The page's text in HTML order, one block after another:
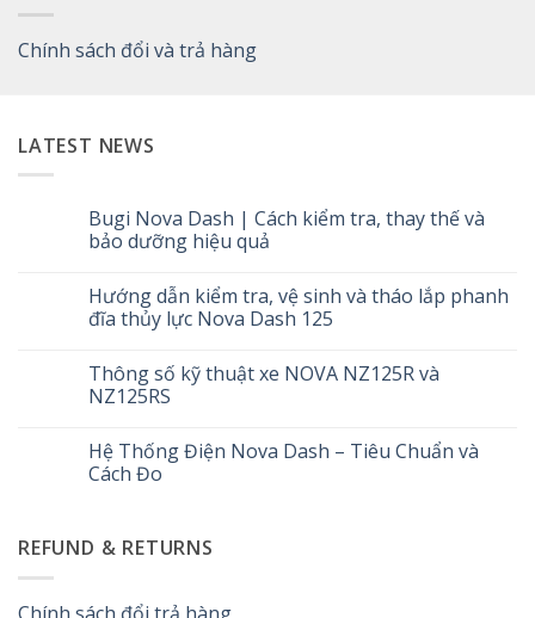
Chính sách đổi và trả hàng
LATEST NEWS
Bugi Nova Dash | Cách kiểm tra, thay thế và
bảo dưỡng hiệu quả
bình
luận
ở
Dash
|
Cách
thay
thế
và
quả
Hướng dẫn kiểm tra, vệ sinh và tháo lắp phanh
đĩa thủy lực Nova Dash 125
bình
luận
ở
kiểm
tra,
vệ
lắp
phanh
lực
Thông số kỹ thuật xe NOVA NZ125R và
NZ125RS
bình
luận
ở
thuật
xe
và
Hệ Thống Điện Nova Dash – Tiêu Chuẩn và
Cách Đo
luận
ở
Điện
REFUND & RETURNS